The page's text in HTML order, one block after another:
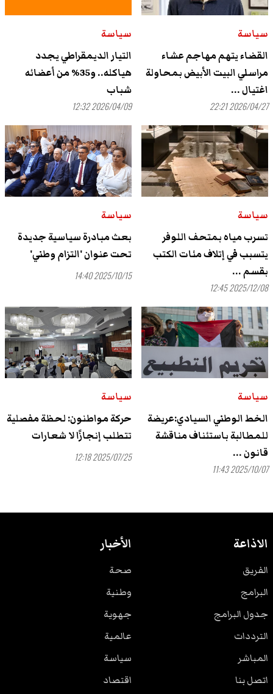
سياسة
القضاء يتهم مهاجم عشاء
مراسلي البيت الأبيض بمحاولة
اغتيال ...
2026/04/27 22:21
سياسة
التيار الديمقراطي يجدد
هياكله.. و35% من أعضائه
شباب
2026/04/09 12:32
سياسة
تسرب مياه بمتحف اللوفر
يتسبب في إتلاف مئات الكتب
بقسم ...
2025/12/08 12:45
سياسة
بعث مبادرة سياسية جديدة
تحت عنوان 'التزام وطني'
2025/10/15 14:40
سياسة
الخط الوطني السيادي:عريضة
للمطالبة باستئناف مناقشة
قانون ...
2025/10/07 11:43
سياسة
حركة مواطنون: لحظة مفصلية
تتطلب إنجازًا لا شعارات
2025/07/25 12:18
الاذاعة
الفريق
البرامج
جدول البرامج
الترددات
المباشر
اتصل بنا
الأخبار
صحة
وطنية
جهوية
عالمية
سياسة
اقتصاد